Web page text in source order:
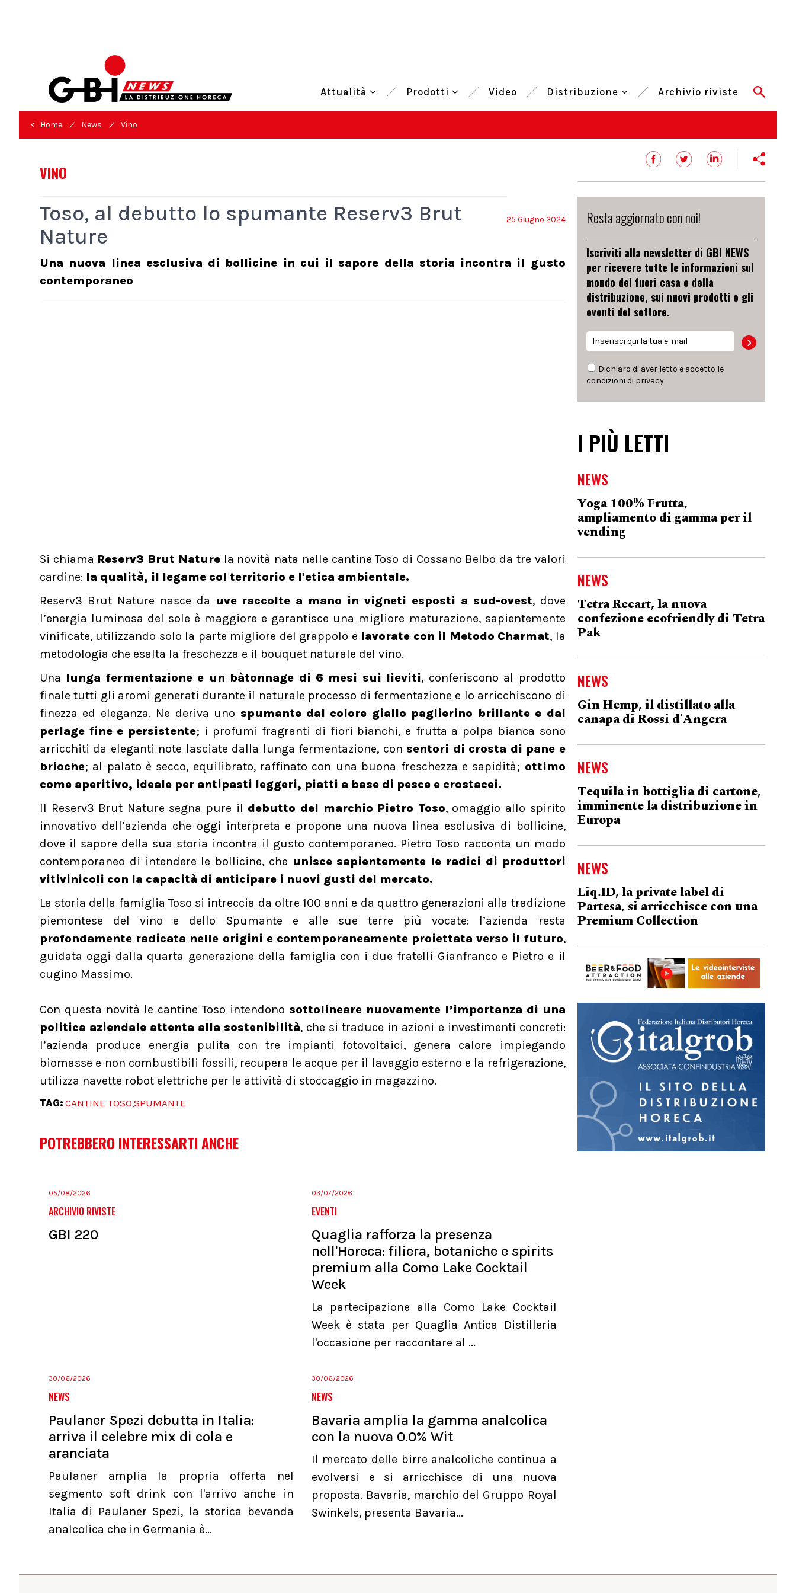
Attualità Prodotti Video Distribuzione Archivio riviste
< Home / News / Vino
VINO
25 Giugno 2024
Toso, al debutto lo spumante Reserv3 Brut
Nature
Una nuova linea esclusiva di bollicine in cui il sapore della storia incontra il gusto
contemporaneo
Si chiama Reserv3 Brut Naturela novità nata nelle cantine Toso di Cossano Belbo da tre valori
cardine: la qualità, il legame col territorio e l'etica ambientale.
Reserv3 Brut Nature nasce da uve raccolte a mano in vigneti esposti a sud-ovest, dove
l’energia luminosa del sole è maggiore e garantisce una migliore maturazione, sapientemente
vinificate, utilizzando solo la parte migliore del grappolo e lavorate con il Metodo Charmat, la
metodologia che esalta la freschezza e il bouquet naturale del vino.
Una lunga fermentazione e un bàtonnage di 6 mesi sui lieviti, conferiscono al prodotto
finale tutti gli aromi generati durante il naturale processo di fermentazione e lo arricchiscono di
finezza ed eleganza. Ne deriva uno spumante dal colore giallo paglierino brillante e dal
perlage fine e persistente; i profumi fragranti di fiori bianchi, e frutta a polpa bianca sono
arricchiti da eleganti note lasciate dalla lunga fermentazione, con sentori di crosta di pane e
brioche; al palato è secco, equilibrato, raffinato con una buona freschezza e sapidità; ottimo
come aperitivo, ideale per antipasti leggeri, piatti a base di pesce e crostacei.
Il Reserv3 Brut Nature segna pure il debutto del marchio Pietro Toso, omaggio allo spirito
innovativo dell’azienda che oggi interpreta e propone una nuova linea esclusiva di bollicine,
dove il sapore della sua storia incontra il gusto contemporaneo. Pietro Toso racconta un modo
contemporaneo di intendere le bollicine, che unisce sapientemente le radici di produttori
vitivinicoli con la capacità di anticipare i nuovi gusti del mercato.
La storia della famiglia Toso si intreccia da oltre 100 anni e da quattro generazioni alla tradizione
piemontese del vino e dello Spumante e alle sue terre più vocate: l’azienda resta
profondamente radicata nelle origini e contemporaneamente proiettata verso il futuro,
guidata oggi dalla quarta generazione della famiglia con i due fratelli Gianfranco e Pietro e il
cugino Massimo.
Con questa novità le cantine Toso intendono sottolineare nuovamente l’importanza di una
politica aziendale attenta alla sostenibilità, che si traduce in azioni e investimenti concreti:
l’azienda produce energia pulita con tre impianti fotovoltaici, genera calore impiegando
biomasse e non combustibili fossili, recupera le acque per il lavaggio esterno e la refrigerazione,
utilizza navette robot elettriche per le attività di stoccaggio in magazzino.
TAG: CANTINE TOSO,SPUMANTE
POTREBBERO INTERESSARTI ANCHE
05/08/2026
ARCHIVIO RIVISTE
GBI 220
03/07/2026
EVENTI
Quaglia rafforza la presenza
nell'Horeca: filiera, botaniche e spirits
premium alla Como Lake Cocktail
Week
La partecipazione alla Como Lake Cocktail
Week è stata per Quaglia Antica Distilleria
l'occasione per raccontare al ...
30/06/2026
NEWS
Paulaner Spezi debutta in Italia:
arriva il celebre mix di cola e
aranciata
Paulaner amplia la propria offerta nel
segmento soft drink con l'arrivo anche in
Italia di Paulaner Spezi, la storica bevanda
analcolica che in Germania è...
30/06/2026
NEWS
Bavaria amplia la gamma analcolica
con la nuova 0.0% Wit
Il mercato delle birre analcoliche continua a
evolversi e si arricchisce di una nuova
proposta. Bavaria, marchio del Gruppo Royal
Swinkels, presenta Bavaria...
Resta aggiornato con noi!
Iscriviti alla newsletter di GBI NEWS
per ricevere tutte le informazioni sul
mondo del fuori casa e della
distribuzione, sui nuovi prodotti e gli
eventi del settore.
Dichiaro di aver letto e accetto le
condizioni di privacy
I PIÙ LETTI
NEWS
Yoga 100% Frutta,
ampliamento di gamma per il
vending
NEWS
Tetra Recart, la nuova
confezione ecofriendly di Tetra
Pak
NEWS
Gin Hemp, il distillato alla
canapa di Rossi d'Angera
NEWS
Tequila in bottiglia di cartone,
imminente la distribuzione in
Europa
NEWS
Liq.ID, la private label di
Partesa, si arricchisce con una
Premium Collection